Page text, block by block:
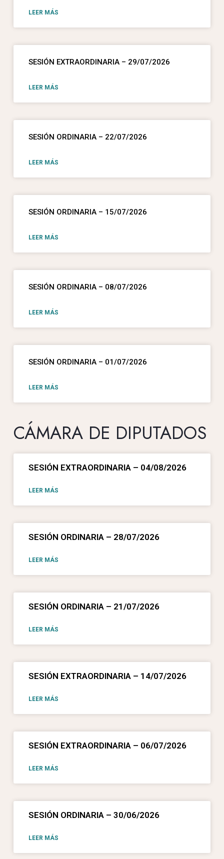
LEER MÁS
SESIÓN EXTRAORDINARIA – 29/07/2026
LEER MÁS
SESIÓN ORDINARIA – 22/07/2026
LEER MÁS
SESIÓN ORDINARIA – 15/07/2026
LEER MÁS
SESIÓN ORDINARIA – 08/07/2026
LEER MÁS
SESIÓN ORDINARIA – 01/07/2026
LEER MÁS
CÁMARA DE DIPUTADOS
SESIÓN EXTRAORDINARIA – 04/08/2026
LEER MÁS
SESIÓN ORDINARIA – 28/07/2026
LEER MÁS
SESIÓN ORDINARIA – 21/07/2026
LEER MÁS
SESIÓN EXTRAORDINARIA – 14/07/2026
LEER MÁS
SESIÓN EXTRAORDINARIA – 06/07/2026
LEER MÁS
SESIÓN ORDINARIA – 30/06/2026
LEER MÁS